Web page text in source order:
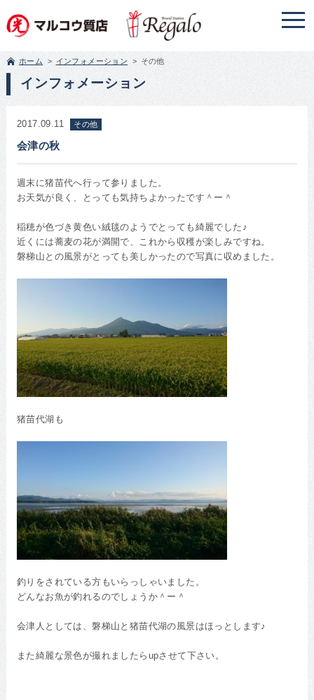
ホーム インフォメーション その他
インフォメーション
2017.09.11 その他
会津の秋
週末に猪苗代へ行って参りました。
お天気が良く、とっても気持ちよかったです＾ー＾
稲穂が色づき黄色い絨毯のようでとっても綺麗でした♪
近くには蕎麦の花が満開で、これから収穫が楽しみですね。
磐梯山との風景がとっても美しかったので写真に収めました。
猪苗代湖も
釣りをされている方もいらっしゃいました。
どんなお魚が釣れるのでしょうか＾ー＾
会津人としては、磐梯山と猪苗代湖の風景はほっとします♪
また綺麗な景色が撮れましたらupさせて下さい。